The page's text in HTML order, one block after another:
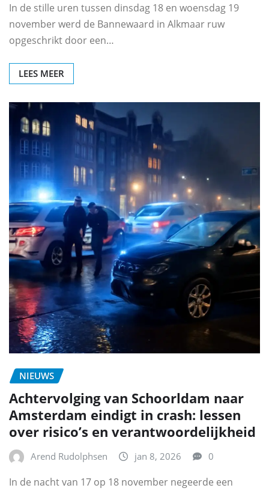
In de stille uren tussen dinsdag 18 en woensdag 19
november werd de Bannewaard in Alkmaar ruw
opgeschrikt door een…
LEES MEER
NIEUWS
Achtervolging van Schoorldam naar
Amsterdam eindigt in crash: lessen
over risico’s en verantwoordelijkheid
Arend Rudolphsen jan 8, 2026 0
In de nacht van 17 op 18 november negeerde een